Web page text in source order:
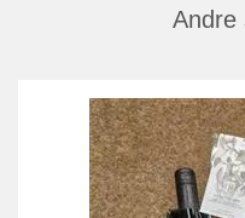
Île Saint-Honorats
forbedrer yderligere
produkter.
Andre